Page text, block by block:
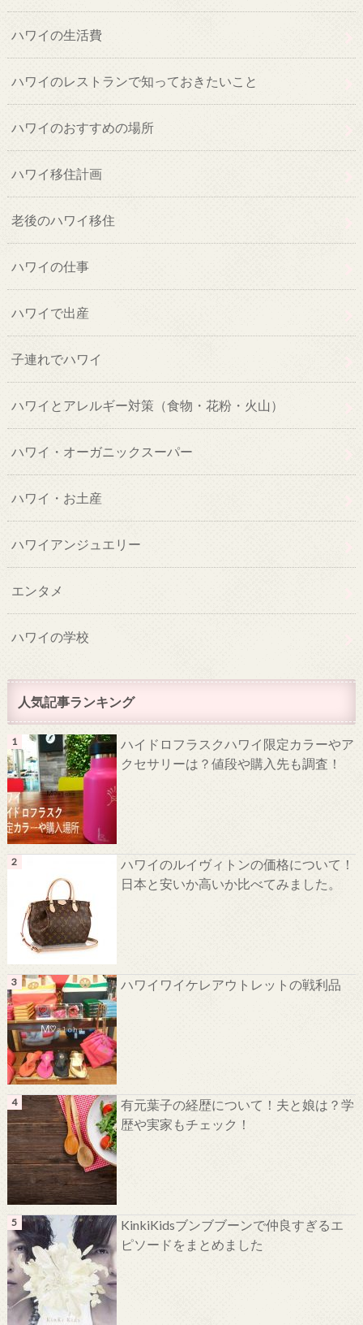
ハワイの生活費
ハワイのレストランで知っておきたいこと
ハワイのおすすめの場所
ハワイ移住計画
老後のハワイ移住
ハワイの仕事
ハワイで出産
子連れでハワイ
ハワイとアレルギー対策（食物・花粉・火山）
ハワイ・オーガニックスーパー
ハワイ・お土産
ハワイアンジュエリー
エンタメ
ハワイの学校
人気記事ランキング
ハイドロフラスクハワイ限定カラーやア
クセサリーは？値段や購入先も調査！
ハワイのルイヴィトンの価格について！
日本と安いか高いか比べてみました。
ハワイワイケレアウトレットの戦利品
有元葉子の経歴について！夫と娘は？学
歴や実家もチェック！
KinkiKidsブンブブーンで仲良すぎるエ
ピソードをまとめました